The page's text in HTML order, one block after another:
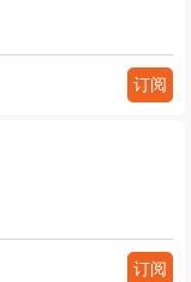
订阅
订阅